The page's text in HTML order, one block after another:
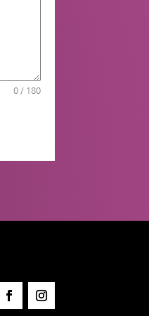
0 / 180